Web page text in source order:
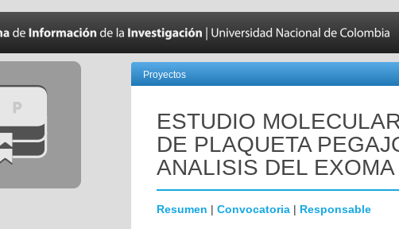
Proyectos
ESTUDIO
DE PLAQUETA
ANALISIS DEL EXOMA
Resumen | Convocatoria | Responsable